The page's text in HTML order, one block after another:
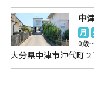
中
月
0歳
大分県中津市沖代町